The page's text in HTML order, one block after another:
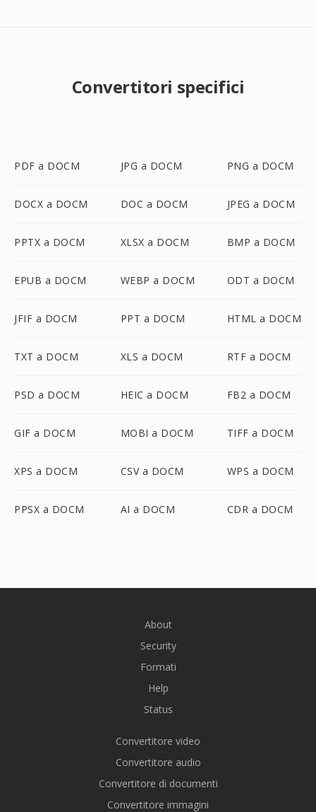
Convertitori specifici
PDF a DOCM JPG a DOCM PNG a DOCM
DOCX a DOCM DOC a DOCM JPEG a DOCM
PPTX a DOCM XLSX a DOCM BMP a DOCM
EPUB a DOCM WEBP a DOCM ODT a DOCM
JFIF a DOCM PPT a DOCM HTML a DOCM
TXT a DOCM XLS a DOCM RTF a DOCM
PSD a DOCM HEIC a DOCM FB2 a DOCM
GIF a DOCM MOBI a DOCM TIFF a DOCM
XPS a DOCM CSV a DOCM WPS a DOCM
PPSX a DOCM AI a DOCM CDR a DOCM
About
Security
Formati
Help
Status
Convertitore video
Convertitore audio
Convertitore di documenti
Convertitore immagini